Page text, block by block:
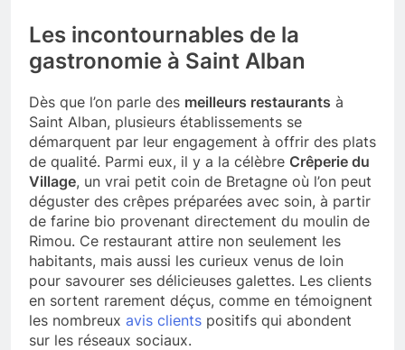
Les incontournables de la
gastronomie à Saint Alban
Dès que l’on parle des meilleurs restaurants à
Saint Alban, plusieurs établissements se
démarquent par leur engagement à offrir des plats
de qualité. Parmi eux, il y a la célèbre Crêperie du
Village, un vrai petit coin de Bretagne où l’on peut
déguster des crêpes préparées avec soin, à partir
de farine bio provenant directement du moulin de
Rimou. Ce restaurant attire non seulement les
habitants, mais aussi les curieux venus de loin
pour savourer ses délicieuses galettes. Les clients
en sortent rarement déçus, comme en témoignent
les nombreux avis clients positifs qui abondent
sur les réseaux sociaux.